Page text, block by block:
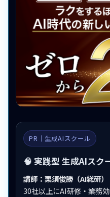
PR｜生成AIスクール
🧠 実践型 生成AIスク
講師：栗須俊勝（AI総研）
30社以上にAI研修・業務